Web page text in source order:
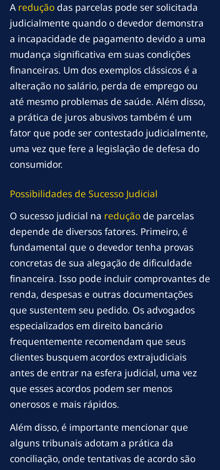
A redução das parcelas pode ser solicitada
judicialmente quando o devedor demonstra
a incapacidade de pagamento devido a uma
mudança significativa em suas condições
financeiras. Um dos exemplos clássicos é a
alteração no salário, perda de emprego ou
até mesmo problemas de saúde. Além disso,
a prática de juros abusivos também é um
fator que pode ser contestado judicialmente,
uma vez que fere a legislação de defesa do
consumidor.
Possibilidades de Sucesso Judicial
O sucesso judicial na redução de parcelas
depende de diversos fatores. Primeiro, é
fundamental que o devedor tenha provas
concretas de sua alegação de dificuldade
financeira. Isso pode incluir comprovantes de
renda, despesas e outras documentações
que sustentem seu pedido. Os advogados
especializados em direito bancário
frequentemente recomendam que seus
clientes busquem acordos extrajudiciais
antes de entrar na esfera judicial, uma vez
que esses acordos podem ser menos
onerosos e mais rápidos.
Além disso, é importante mencionar que
alguns tribunais adotam a prática da
conciliação, onde tentativas de acordo são